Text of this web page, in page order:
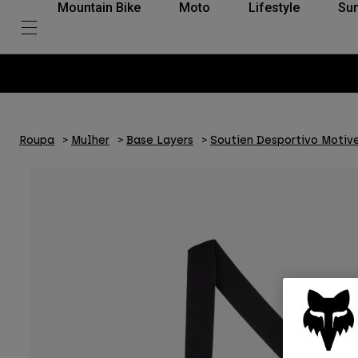
Mountain Bike Moto Lifestyle
Roupa Mulher Base Layers Soutien Desportivo